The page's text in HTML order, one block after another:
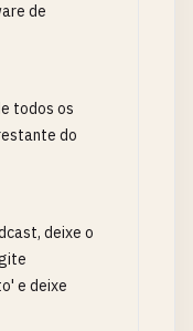
de
todos os
do
deixe o
e deixe